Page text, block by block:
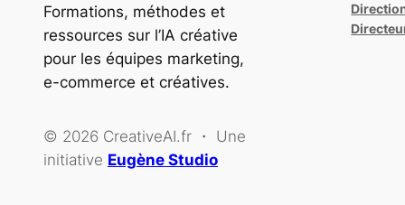
Formations, méthodes et
ressources sur l’IA créative
pour les équipes marketing,
e-commerce et créatives.
© 2026 CreativeAI.fr ・ Une
initiative Eugène Studio